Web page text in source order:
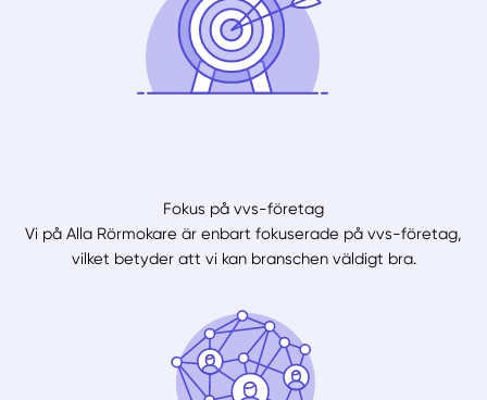
Fokus på vvs-företag
Vi på Alla Rörmokare är enbart fokuserade på vvs-företag,
vilket betyder att vi kan branschen väldigt bra.